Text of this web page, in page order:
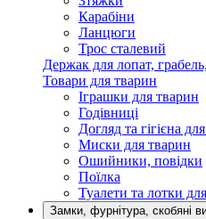
Карабіни
Ланцюги
Трос сталевий
Держак для лопат,
Товари для тварин
Іграшки для тварин
Годівниці
Догляд та гігієна
Миски для тварин
Ошийники, повідки
Поїлка
Туалети та лотки
Замки, фурнітура, скобяні